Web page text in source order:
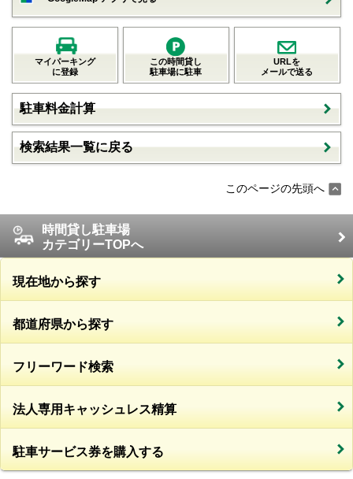
マイパーキング
に登録
この時間貸し
駐車場に駐車
URLを
メールで送る
駐車料金計算
検索結果一覧に戻る
このページの先頭へ
時間貸し駐車場
カテゴリーTOPへ
現在地から探す
都道府県から探す
フリーワード検索
法人専用キャッシュレス精算
駐車サービス券を購入する